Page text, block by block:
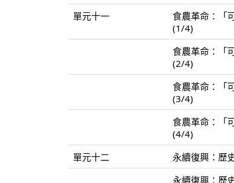
單元十一
食農革命：「
(1/4)
食農革命：「
(2/4)
食農革命：「
(3/4)
食農革命：「
(4/4)
單元十二 永續復興：歷
永續復興：歷